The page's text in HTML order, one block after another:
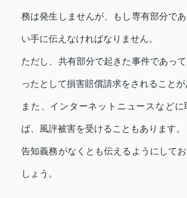
務は発生しませんが、もし専有部分で
い手に伝えなければなりません。
ただし、共有部分で起きた事件であっ
ったとして損害賠償請求をされることが
また、インターネットニュースなど
ば、風評被害を受けることもあります。
告知義務がなくとも伝えるようにして
しょう。